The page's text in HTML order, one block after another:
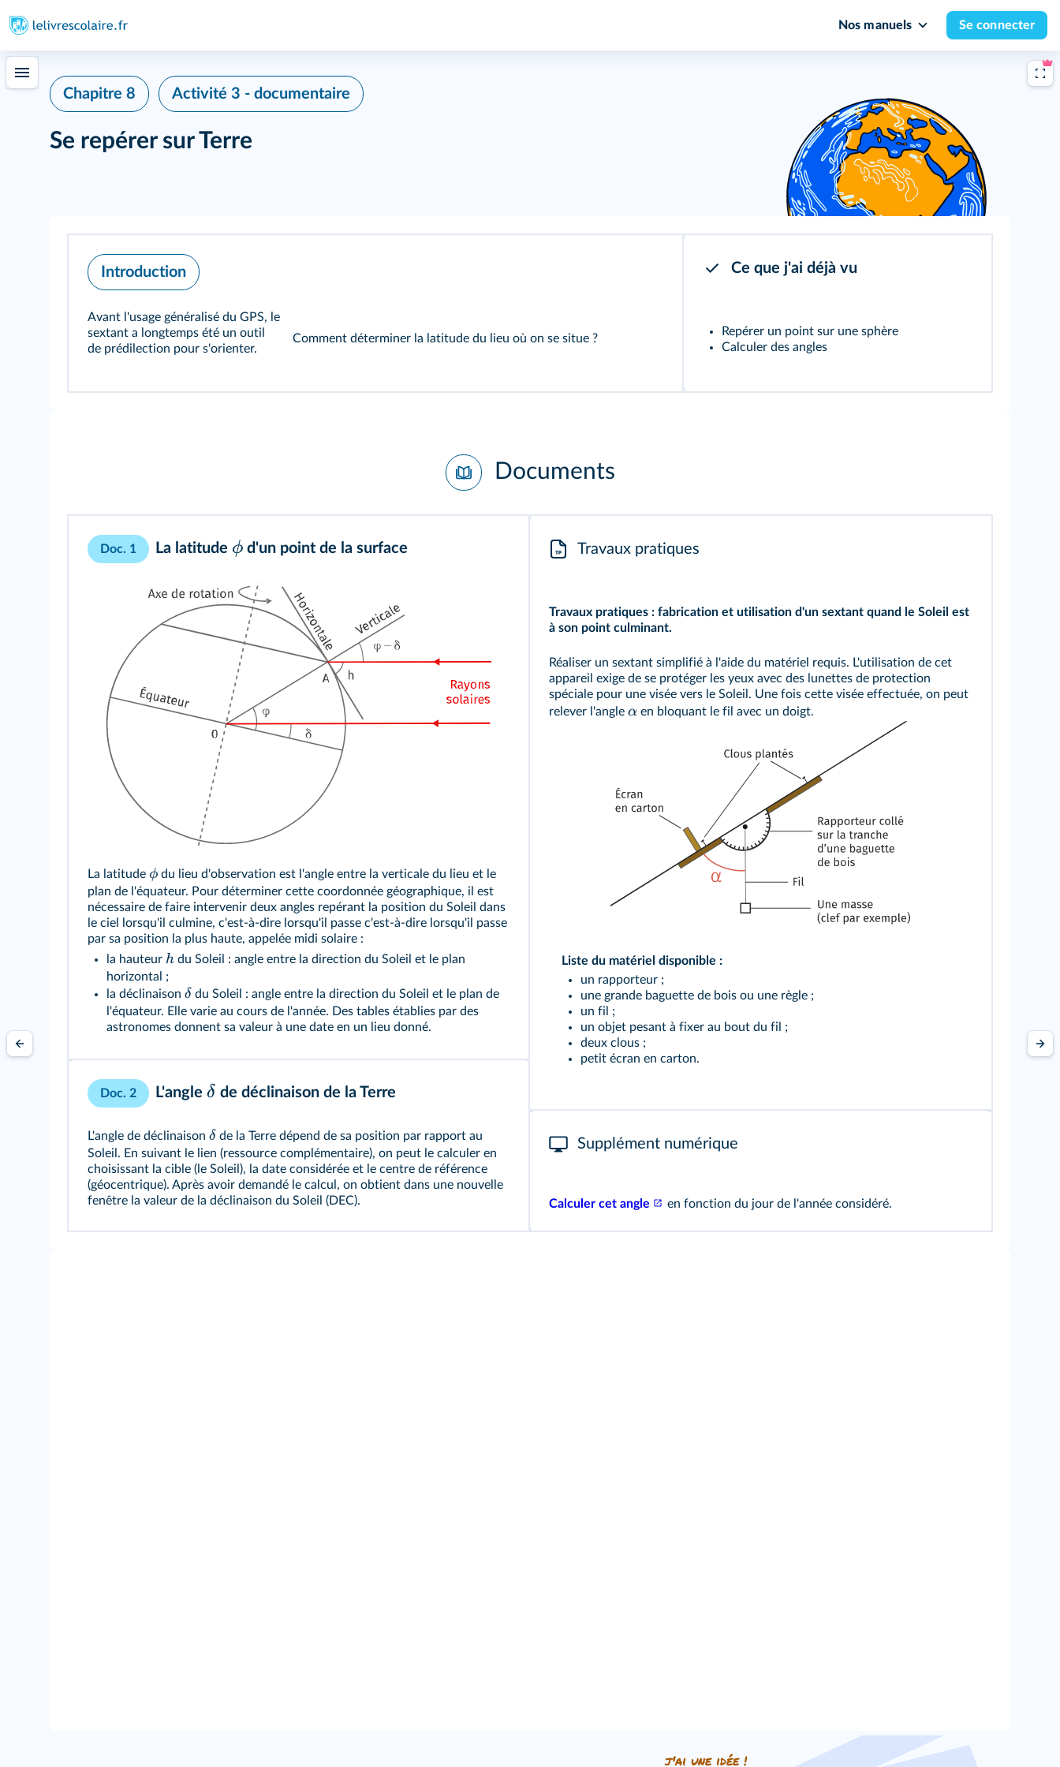
Nos manuels Se connecter
Chapitre 8 Activité 3 - documentaire
Se repérer sur Terre
Introduction
Avant l'usage généralisé du GPS, le
sextant a longtemps été un outil
de prédilection pour s'orienter.
Comment déterminer la latitude du lieu où on se situe ?
Ce que j'ai déjà vu
Repérer un point sur une sphère
Calculer des angles
Documents
Doc. 1 La latitude ϕ d'un point de la surface
La latitude ϕ du lieu d'observation est l'angle entre la verticale du lieu et le
plan de l'équateur. Pour déterminer cette coordonnée géographique, il est
nécessaire de faire intervenir deux angles repérant la position du Soleil dans
le ciel lorsqu'il culmine, c'est-à-dire lorsqu'il passe c'est-à-dire lorsqu'il passe
par sa position la plus haute, appelée midi solaire :
la hauteur h du Soleil : angle entre la direction du Soleil et le plan
horizontal ;
la déclinaison δ du Soleil : angle entre la direction du Soleil et le plan de
l'équateur. Elle varie au cours de l'année. Des tables établies par des
astronomes donnent sa valeur à une date en un lieu donné.
Doc. 2 L'angle δ de déclinaison de la Terre
L'angle de déclinaison δ de la Terre dépend de sa position par rapport au
Soleil. En suivant le lien (ressource complémentaire), on peut le calculer en
choisissant la cible (le Soleil), la date considérée et le centre de référence
(géocentrique). Après avoir demandé le calcul, on obtient dans une nouvelle
fenêtre la valeur de la déclinaison du Soleil (DEC).
Travaux pratiques
Travaux pratiques : fabrication et utilisation d'un sextant quand le Soleil est
à son point culminant.
Réaliser un sextant simplifié à l'aide du matériel requis. L'utilisation de cet
appareil exige de se protéger les yeux avec des lunettes de protection
spéciale pour une visée vers le Soleil. Une fois cette visée effectuée, on peut
relever l'angle α en bloquant le fil avec un doigt.
Liste du matériel disponible :
un rapporteur ;
une grande baguette de bois ou une règle ;
un fil ;
un objet pesant à fixer au bout du fil ;
deux clous ;
petit écran en carton.
Supplément numérique
Calculer cet angle en fonction du jour de l'année considéré.
j'ai une idée !